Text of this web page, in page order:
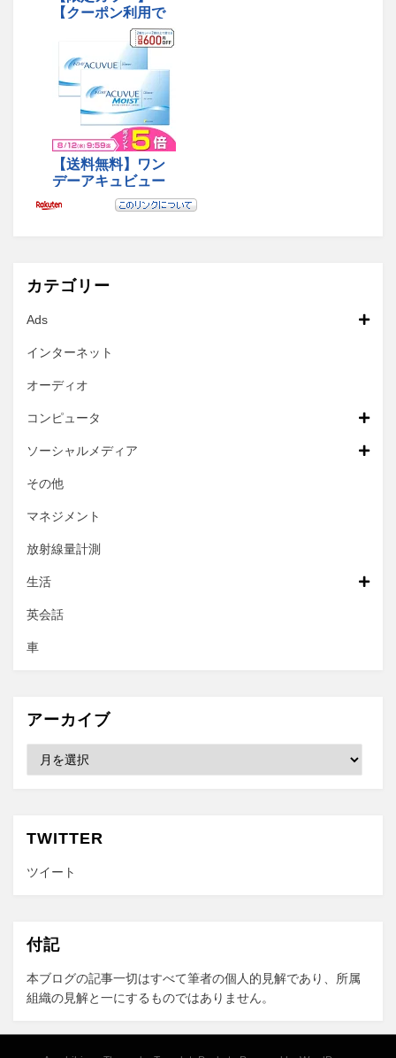
カテゴリー
Ads
インターネット
オーディオ
コンピュータ
ソーシャルメディア
その他
マネジメント
放射線量計測
生活
英会話
車
アーカイブ
ブ
TWITTER
ツイート
付記
本ブログの記事一切はすべて筆者の個人的見解であり、所属
組織の見解と一にするものではありません。